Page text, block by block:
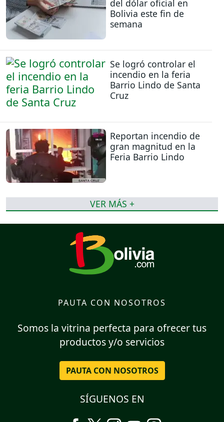
del dólar oficial en
Bolivia este fin de
semana
Se logró controlar el
incendio en la feria
Barrio Lindo de Santa
Cruz
Reportan incendio de
gran magnitud en la
Feria Barrio Lindo
VER MÁS +
PAUTA CON NOSOTROS
Somos la vitrina perfecta para ofrecer tus
productos y/o servicios
PAUTA CON NOSOTROS
SÍGUENOS EN